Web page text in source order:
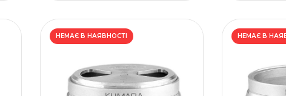
НЕМАЄ В НАЯВНОСТІ НЕМАЄ В